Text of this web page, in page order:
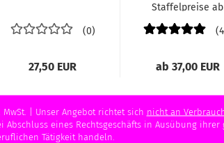
0
27,50 EUR
Staffelpreise ab
€ 28,-
ab 37,00 EUR
| Unser Angebot richtet sich nicht an
Abschluss eines Rechtsgeschäfts in Ausübung
Tätigkeit handeln.